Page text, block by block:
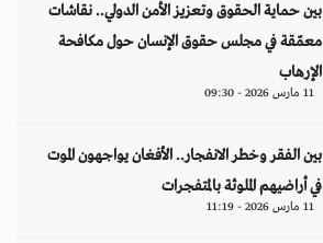
بين حماية الحقوق وتعزيز الأمن الدولي.. نقاشات
معمّقة في مجلس حقوق الإنسان حول مكافحة
الإرهاب
11 مارس 2026 - 09:30
بين الفقر وخطر الانفجار.. الأفغان يواجهون الموت
في أراضيهم الملوثة بالمتفجرات
11 مارس 2026 - 11:19